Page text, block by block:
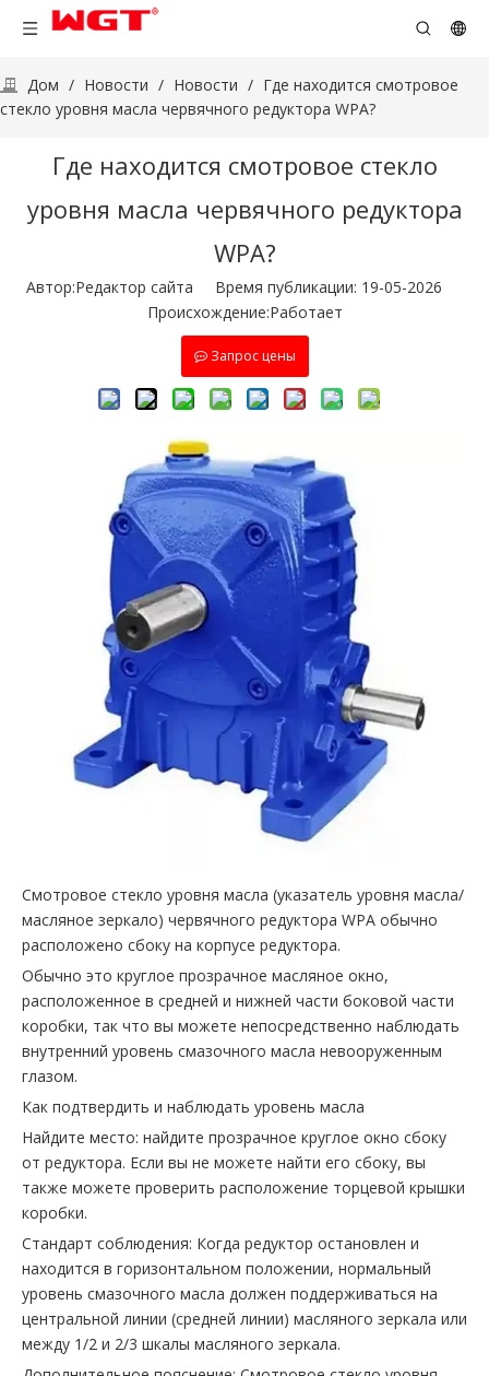
Дом / Новости / Новости / Где находится смотровое
стекло уровня масла червячного редуктора WPA?
Где находится смотровое стекло
уровня масла червячного редуктора
WPA?
Автор:Pедактор сайта Время публикации: 19-05-2026
Происхождение:Работает
Запрос цены
Смотровое стекло уровня масла (указатель уровня масла/
масляное зеркало) червячного редуктора WPA обычно
расположено сбоку на корпусе редуктора.
Обычно это круглое прозрачное масляное окно,
расположенное в средней и нижней части боковой части
коробки, так что вы можете непосредственно наблюдать
внутренний уровень смазочного масла невооруженным
глазом.
Как подтвердить и наблюдать уровень масла
Найдите место: найдите прозрачное круглое окно сбоку
от редуктора. Если вы не можете найти его сбоку, вы
также можете проверить расположение торцевой крышки
коробки.
Стандарт соблюдения: Когда редуктор остановлен и
находится в горизонтальном положении, нормальный
уровень смазочного масла должен поддерживаться на
центральной линии (средней линии) масляного зеркала или
между 1/2 и 2/3 шкалы масляного зеркала.